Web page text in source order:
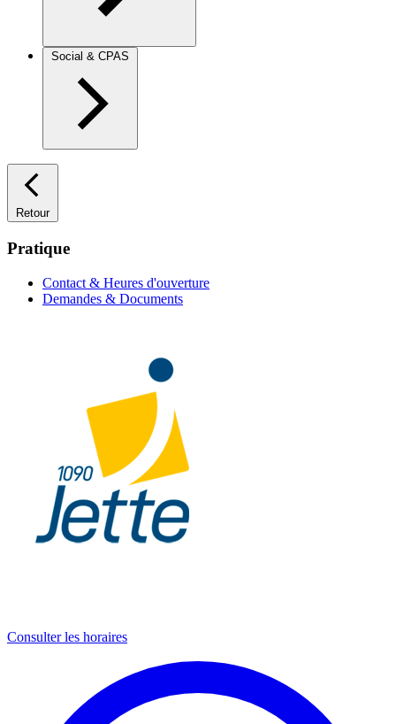
Social & CPAS
Retour
Pratique
Contact & Heures d'ouverture
Demandes & Documents
Consulter les horaires